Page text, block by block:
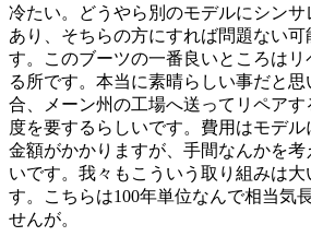
冷たい。どうやら別のモデルにシン
あり、そちらの方にすれば問題ない
す。このブーツの一番良いところは
る所です。本当に素晴らしい事だと
合、メーン州の工場へ送ってリペアす
度を要するらしいです。費用はモデ
金額がかかりますが、手間なんかを
いです。我々もこういう取り組みは
す。こちらは100年単位なんで相当気
せんが。